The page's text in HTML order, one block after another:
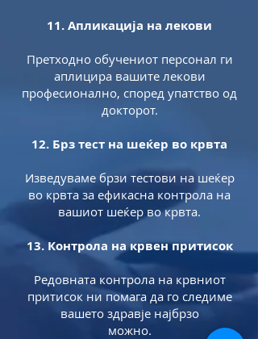
11. Апликација на лекови
Претходно обучениот персонал ги
аплицира вашите лекови
професионално, според упатство од
докторот.
12. Брз тест на шеќер во крвта
Изведуваме брзи тестови на шеќер
во крвта за ефикасна контрола на
вашиот шеќер во крвта.
13. Контрола на крвен притисок
Редовната контрола на крвниот
притисок ни помага да го следиме
вашето здравје најбрзо
можно.